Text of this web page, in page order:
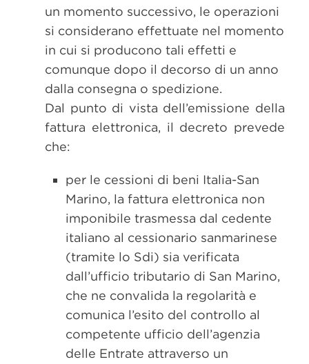
un momento successivo, le operazioni
si considerano effettuate nel momento
in cui si producono tali effetti e
comunque dopo il decorso di un anno
dalla consegna o spedizione.
Dal punto di vista dell’emissione della
fattura elettronica, il decreto prevede
che:
per le cessioni di beni Italia-San
Marino, la fattura elettronica non
imponibile trasmessa dal cedente
italiano al cessionario sanmarinese
(tramite lo Sdi) sia verificata
dall’ufficio tributario di San Marino,
che ne convalida la regolarità e
comunica l’esito del controllo al
competente ufficio dell’agenzia
delle Entrate attraverso un